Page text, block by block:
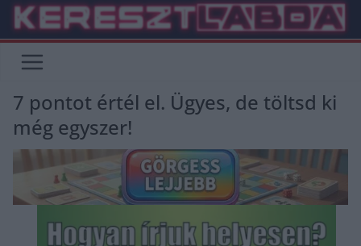
Skip
content
7 pontot értél el. Ügyes, de töltsd ki
még egyszer!